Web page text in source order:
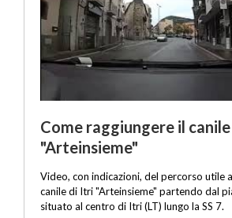
Come raggiungere il canile
"Arteinsieme"
Video, con indicazioni, del percorso utile
canile di Itri "Arteinsieme" partendo dal
situato al centro di Itri (LT) lungo la SS 7.